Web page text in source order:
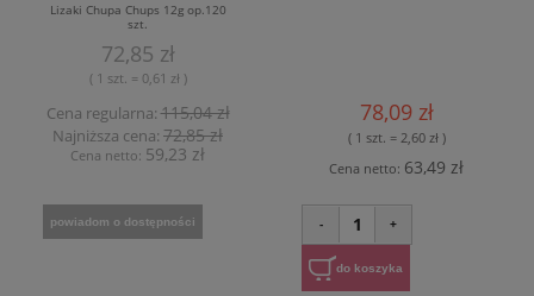
Lizaki Chupa Chups 12g op.120
szt.
72,85 zł
( 1 szt. = 0,61 zł )
Cena regularna: 115,04 zł
Najniższa cena: 72,85 zł
Cena netto: 59,23 zł
powiadom o dostępności
78,09 zł
( 1 szt. = 2,60 zł )
Cena netto: 63,49 zł
- 1 +
do koszyka